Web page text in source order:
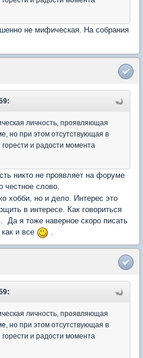
не мифическая. На собрания
личность, проявляющая
но при этом отсутствующая в
и радости момента
никто не проявляет на форуме
честное слово.
хобби, но и дело. Интерес это
в интересе. Как говориться
Да я тоже наверное скоро писать
и все
.
личность, проявляющая
но при этом отсутствующая в
и радости момента